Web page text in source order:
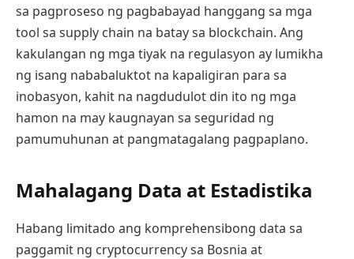
sa pagproseso ng pagbabayad hanggang sa mga
tool sa supply chain na batay sa blockchain. Ang
kakulangan ng mga tiyak na regulasyon ay lumikha
ng isang nababaluktot na kapaligiran para sa
inobasyon, kahit na nagdudulot din ito ng mga
hamon na may kaugnayan sa seguridad ng
pamumuhunan at pangmatagalang pagpaplano.
Mahalagang Data at Estadistika
Habang limitado ang komprehensibong data sa
paggamit ng cryptocurrency sa Bosnia at